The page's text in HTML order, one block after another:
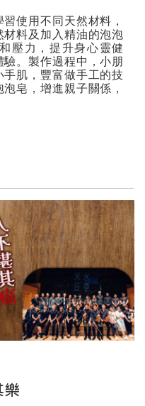
使用不同天然材料，
料及加入精油的泡泡
壓力，提升身心靈健
。製作過程中，小朋
肌，豐富做手工的技
皂，增進親子關係，
樂